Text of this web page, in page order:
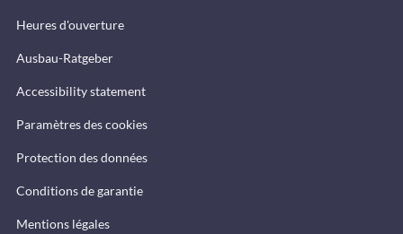
Heures d'ouverture
Ausbau-Ratgeber
Accessibility statement
Paramètres des cookies
Protection des données
Conditions de garantie
Mentions légales